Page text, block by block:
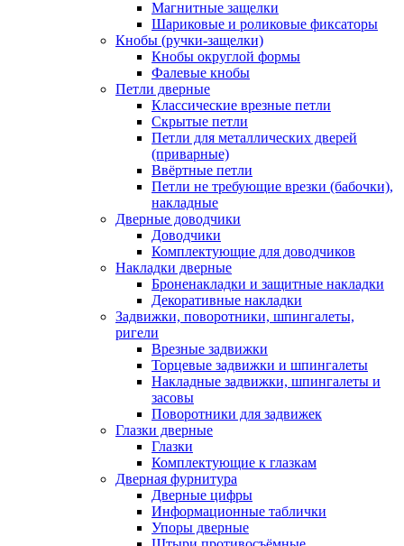
Магнитные защелки
Шариковые и роликовые фиксаторы
Кнобы (ручки-защелки)
Кнобы округлой формы
Фалевые кнобы
Петли дверные
Классические врезные петли
Скрытые петли
Петли для металлических дверей
(приварные)
Ввёртные петли
Петли не требующие врезки (бабочки),
накладные
Дверные доводчики
Доводчики
Комплектующие для доводчиков
Накладки дверные
Броненакладки и защитные накладки
Декоративные накладки
Задвижки, поворотники, шпингалеты,
ригели
Врезные задвижки
Торцевые задвижки и шпингалеты
Накладные задвижки, шпингалеты и
засовы
Поворотники для задвижек
Глазки дверные
Глазки
Комплектующие к глазкам
Дверная фурнитура
Дверные цифры
Информационные таблички
Упоры дверные